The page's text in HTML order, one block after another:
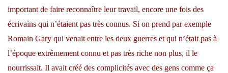
important de faire reconnaître leur travail, encore une fois des
écrivains qui n’étaient pas très connus. Si on prend par exemple
Romain Gary qui venait entre les deux guerres et qui n’était pas à
l’époque extrêmement connu et pas très riche non plus, il le
nourrissait. Il avait créé des complicités avec des gens comme ça